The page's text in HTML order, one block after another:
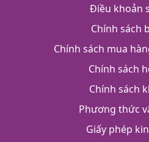
Điều khoản
Chính sách
Chính sách mua
Chính sách
Chính sách
Phương thức
Giấy phép